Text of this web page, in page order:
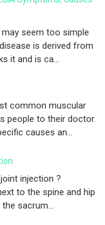
may seem too simple
is derived from
it and is ca...
common muscular
people to their doctor.
causes an...
injection ?
to the spine and hip
sacrum...